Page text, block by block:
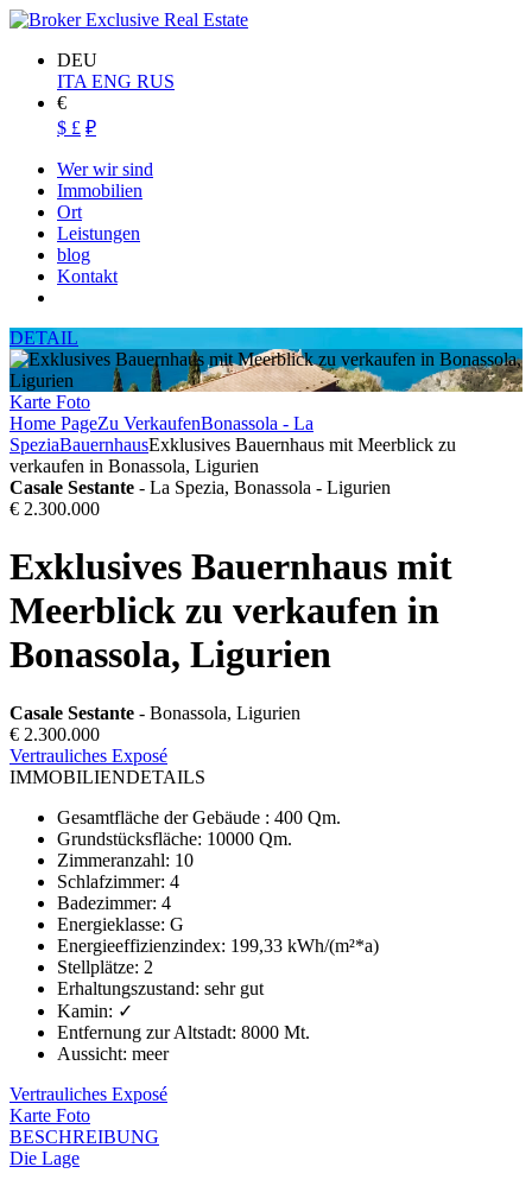
DEU
ITA ENG RUS
€
$ £ ₽
Wer wir sind
Immobilien
Ort
Leistungen
blog
Kontakt
DETAIL
Karte Foto
Home PageZu VerkaufenBonassola - La
SpeziaBauernhausExklusives Bauernhaus mit Meerblick zu
verkaufen in Bonassola, Ligurien
Casale Sestante - La Spezia, Bonassola - Ligurien
€ 2.300.000
Exklusives Bauernhaus mit
Meerblick zu verkaufen in
Bonassola, Ligurien
Casale Sestante - Bonassola, Ligurien
€ 2.300.000
Vertrauliches Exposé
IMMOBILIENDETAILS
Gesamtfläche der Gebäude : 400 Qm.
Grundstücksfläche: 10000 Qm.
Zimmeranzahl: 10
Schlafzimmer: 4
Badezimmer: 4
Energieklasse: G
Energieeffizienzindex: 199,33 kWh/(m²*a)
Stellplätze: 2
Erhaltungszustand: sehr gut
Kamin: ✓
Entfernung zur Altstadt: 8000 Mt.
Aussicht: meer
Vertrauliches Exposé
Karte Foto
BESCHREIBUNG
Die Lage